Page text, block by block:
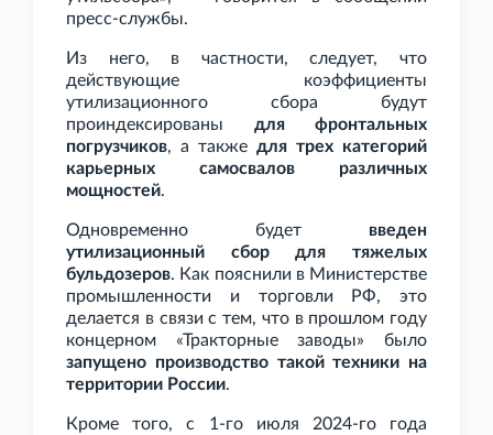
пресс-службы.
Из него, в частности, следует, что
действующие коэффициенты
утилизационного сбора будут
проиндексированы для фронтальных
погрузчиков, а также для трех категорий
карьерных самосвалов различных
мощностей.
Одновременно будет введен
утилизационный сбор для тяжелых
бульдозеров. Как пояснили в Министерстве
промышленности и торговли РФ, это
делается в связи с тем, что в прошлом году
концерном «Тракторные заводы» было
запущено производство такой техники на
территории России.
Кроме того, с 1-го июля 2024-го года